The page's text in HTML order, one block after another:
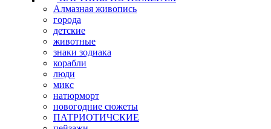
Алмазная живопись
города
детские
животные
знаки зодиака
корабли
люди
микс
натюрморт
новогодние сюжеты
ПАТРИОТИЧСКИЕ